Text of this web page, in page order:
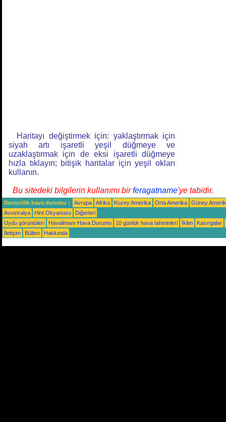
Haritayı değiştirmek için: yaklaştırmak için
siyah artı işaretli yeşil düğmeye ve
uzaklaştırmak için de eksi işaretli düğmeye
hızla tıklayın; bitişik haritalar için yeşil okları
kullanın.
Bu sitedeki bilgilerin kullanımı birferagatname'ye tabidir.
Denizcilik hava durumu : Avrupa Afrika Kuzey Amerika Orta Amerika
Güney
Avustralya
Hint Okyanusu
Diğerleri
Uydu görüntüleri
Havalimanı Hava Durumu 10 günlük hava tahminleri İklim
Kasırgalar
İletişim
Bülten Hakkında